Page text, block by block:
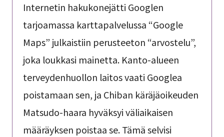
Internetin hakukonejätti Googlen
tarjoamassa karttapalvelussa “Google
Maps” julkaistiin perusteeton “arvostelu”,
joka loukkasi mainetta. Kanto-alueen
terveydenhuollon laitos vaati Googlea
poistamaan sen, ja Chiban käräjäoikeuden
Matsudo-haara hyväksyi väliaikaisen
määräyksen poistaa se. Tämä selvisi